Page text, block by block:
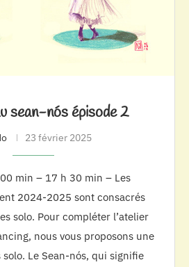
sean-nós épisode 2
23 février 2025
min – 17 h 30 min – Les
2024-2025 sont consacrés
solo. Pour compléter l’atelier
nous vous proposons une
Le Sean-nós, qui signifie